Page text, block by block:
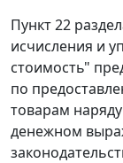
Пункт 22
исчисления и
стоимость"
по
товарам
денежном